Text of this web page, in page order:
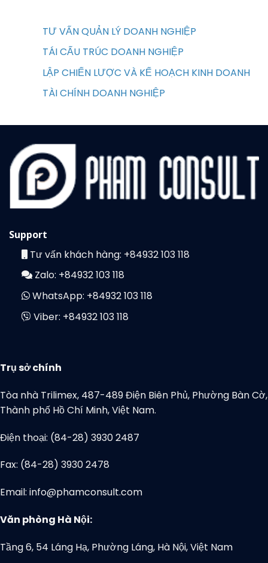
TƯ VẤN QUẢN LÝ DOANH NGHIỆP
TÁI CẤU TRÚC DOANH NGHIỆP
LẬP CHIẾN LƯỢC VÀ KẾ HOẠCH KINH DOANH
TÀI CHÍNH DOANH NGHIỆP
Support
Tư vấn khách hàng: +84932 103 118
Zalo: +84932 103 118
WhatsApp: +84932 103 118
Viber: +84932 103 118
Trụ sở chính
Tòa nhà Trilimex, 487-489 Điện Biên Phủ, Phường Bàn Cờ,
Thành phố Hồ Chí Minh, Việt Nam.
Điện thoại: (84-28) 3930 2487
Fax: (84-28) 3930 2478
Email: info@phamconsult.com
Văn phòng Hà Nội:
Tầng 6, 54 Láng Hạ, Phường Láng, Hà Nội, Việt Nam